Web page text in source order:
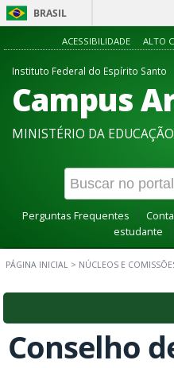
BRASIL
ACESSIBILIDADE ALTO
Instituto Federal do Espírito Santo
Campus
MINISTÉRIO DA EDUCAÇÃO
Perguntas Frequentes
estudante
PÁGINA INICIAL > NÚCLEOS E
Conselho